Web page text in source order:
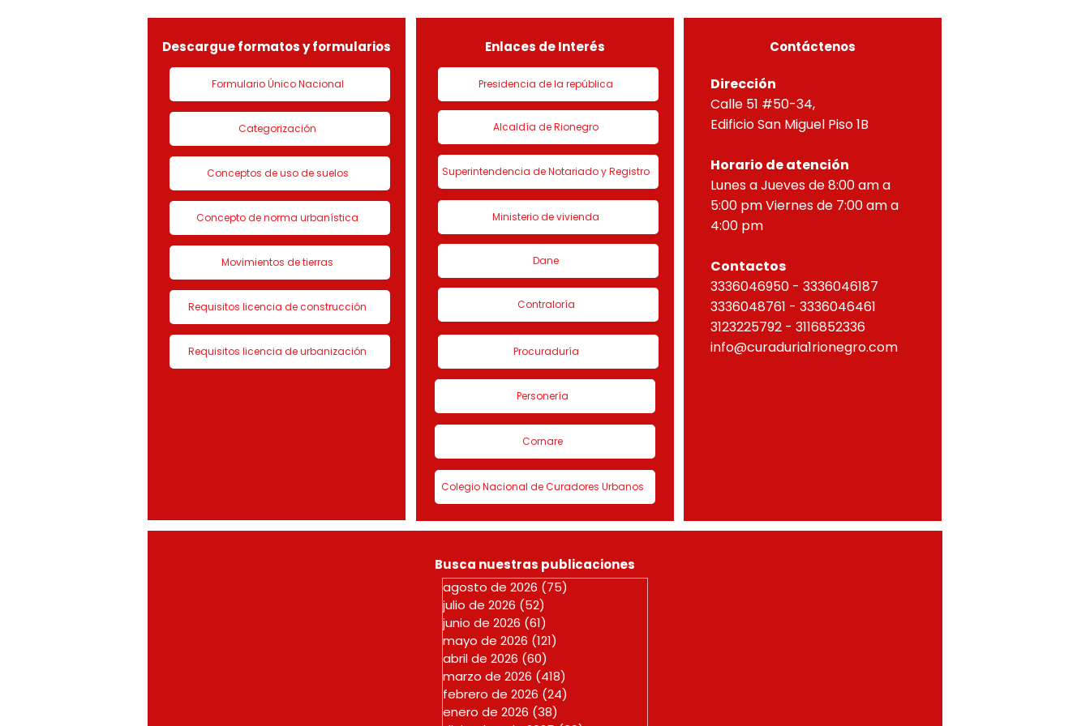
LICENCIA DE CON
de urbanización 1 denominado
HORIZONTAL, correspondien
Descargue formatos y formularios
Formulario Único Nacional
Categorización
Conceptos de uso de suelos
Concepto de norma urbanística
Movimientos de tierras
Requisitos licencia de construcción
Requisitos licencia de urbanización
Enlaces de Interés
Presidencia de la república
Alcaldía de Rionegro
Superintendencia de Notariado y Registro
Ministerio de vivienda
Dane
Contraloría
Procuraduría
Personería
Cornare
Colegio Nacional de Curadores Urbanos
Contáctenos
Dirección
Calle 51 #50-34,
Edificio San Miguel Piso 1B
Horario de atención
Lunes a Jueves de 8:00 am a
5:00 pm Viernes de 7:00 am a
4:00 pm
Contactos
3336046950 - 3336046187
3336048761 - 3336046461
3123225792 - 3116852336
info@curaduria1rionegro.com
Busca nuestras publicaciones
agosto de 2026 (75)
julio de 2026 (52)
junio de 2026 (61)
mayo de 2026 (121)
abril de 2026 (60)
marzo de 2026 (418)
febrero de 2026 (24)
enero de 2026 (38)